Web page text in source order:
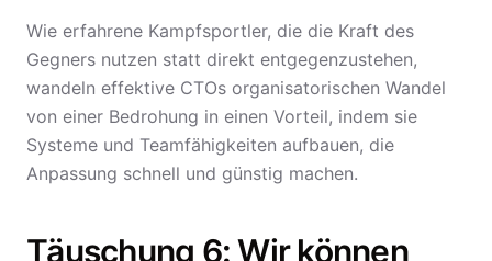
Wie erfahrene Kampfsportler, die die Kraft des
Gegners nutzen statt direkt entgegenzustehen,
wandeln effektive CTOs organisatorischen Wandel
von einer Bedrohung in einen Vorteil, indem sie
Systeme und Teamfähigkeiten aufbauen, die
Anpassung schnell und günstig machen.
Täuschung 6: Wir können